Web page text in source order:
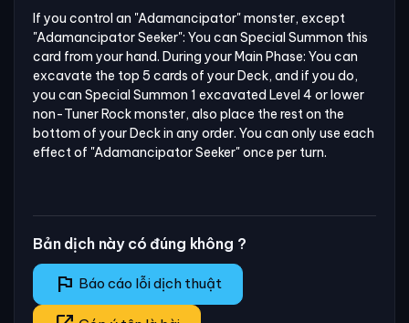
If you control an "Adamancipator" monster, except
"Adamancipator Seeker": You can Special Summon this
card from your hand. During your Main Phase: You can
excavate the top 5 cards of your Deck, and if you do,
you can Special Summon 1 excavated Level 4 or lower
non-Tuner Rock monster, also place the rest on the
bottom of your Deck in any order. You can only use each
effect of "Adamancipator Seeker" once per turn.
Bản dịch này có đúng không ?
flag Báo cáo lỗi dịch thuật